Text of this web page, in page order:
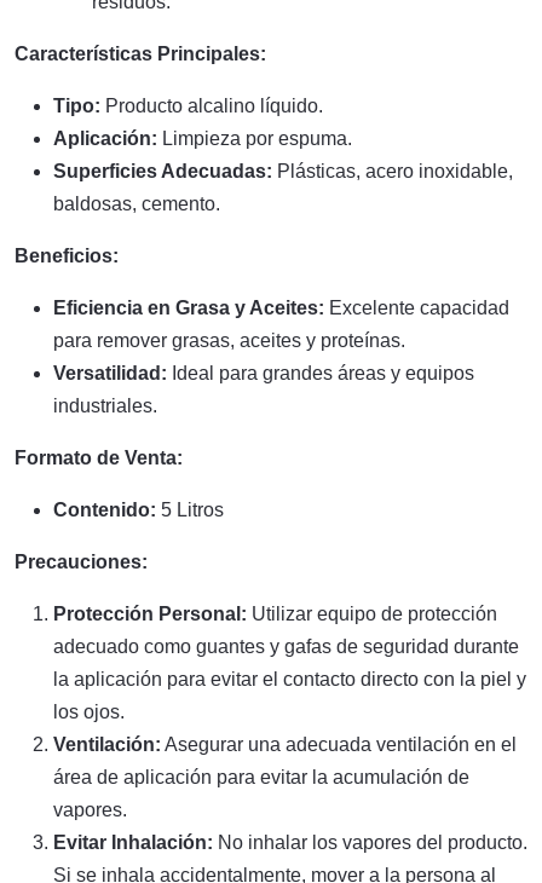
Características Principales:
Tipo: Producto alcalino líquido.
Aplicación: Limpieza por espuma.
Superficies Adecuadas: Plásticas, acero inoxidable,
baldosas, cemento.
Beneficios:
Eficiencia en Grasa y Aceites: Excelente capacidad
para remover grasas, aceites y proteínas.
Versatilidad: Ideal para grandes áreas y equipos
industriales.
Formato de Venta:
Contenido: 5 Litros
Precauciones:
Protección Personal: Utilizar equipo de protección
adecuado como guantes y gafas de seguridad durante
la aplicación para evitar el contacto directo con la piel y
los ojos.
Ventilación: Asegurar una adecuada ventilación en el
área de aplicación para evitar la acumulación de
vapores.
Evitar Inhalación: No inhalar los vapores del producto.
Si se inhala accidentalmente, mover a la persona al